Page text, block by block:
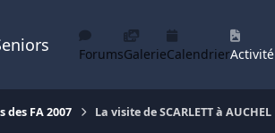
ForumsGalerieCalendrierActivité
des FA 2007 La visite de SCARLETT à AUCHEL